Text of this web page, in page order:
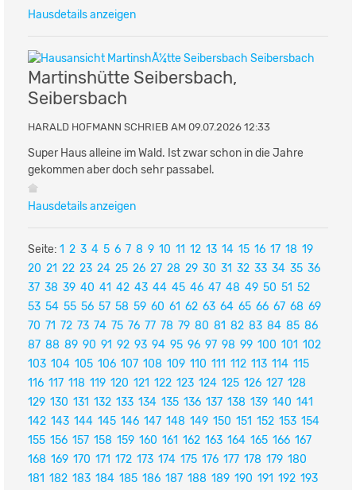
Hausdetails anzeigen
Martinshütte Seibersbach,
Seibersbach
HARALD HOFMANN SCHRIEB AM 09.07.2026 12:33
Super Haus alleine im Wald. Ist zwar schon in die Jahre
gekommen aber doch sehr passabel.
Hausdetails anzeigen
Seite: 1 2 3 4 5 6 7 8 9 10 11 12 13 14 15 16 17 18 19
20 21 22 23 24 25 26 27 28 29 30 31 32 33 34 35 36
37 38 39 40 41 42 43 44 45 46 47 48 49 50 51 52
53 54 55 56 57 58 59 60 61 62 63 64 65 66 67 68 69
70 71 72 73 74 75 76 77 78 79 80 81 82 83 84 85 86
87 88 89 90 91 92 93 94 95 96 97 98 99 100 101 102
103 104 105 106 107 108 109 110 111 112 113 114 115
116 117 118 119 120 121 122 123 124 125 126 127 128
129 130 131 132 133 134 135 136 137 138 139 140 141
142 143 144 145 146 147 148 149 150 151 152 153 154
155 156 157 158 159 160 161 162 163 164 165 166 167
168 169 170 171 172 173 174 175 176 177 178 179 180
181 182 183 184 185 186 187 188 189 190 191 192 193